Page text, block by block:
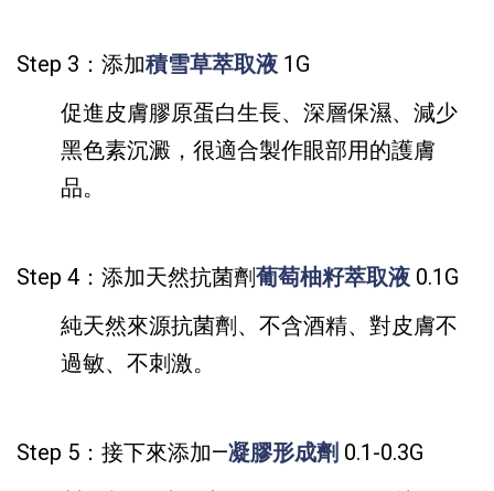
Step 3： 添加積雪草萃取液 1G
促進皮膚膠原蛋白生長、深層保濕、減少
黑色素沉澱，很適合製作眼部用的護膚
品。
Step 4： 添加天然抗菌劑葡萄柚籽萃取液 0.1G
純天然來源抗菌劑、不含酒精、對皮膚不
過敏、不刺激。
Step 5： 接下來添加—凝膠形成劑 0.1-0.3G